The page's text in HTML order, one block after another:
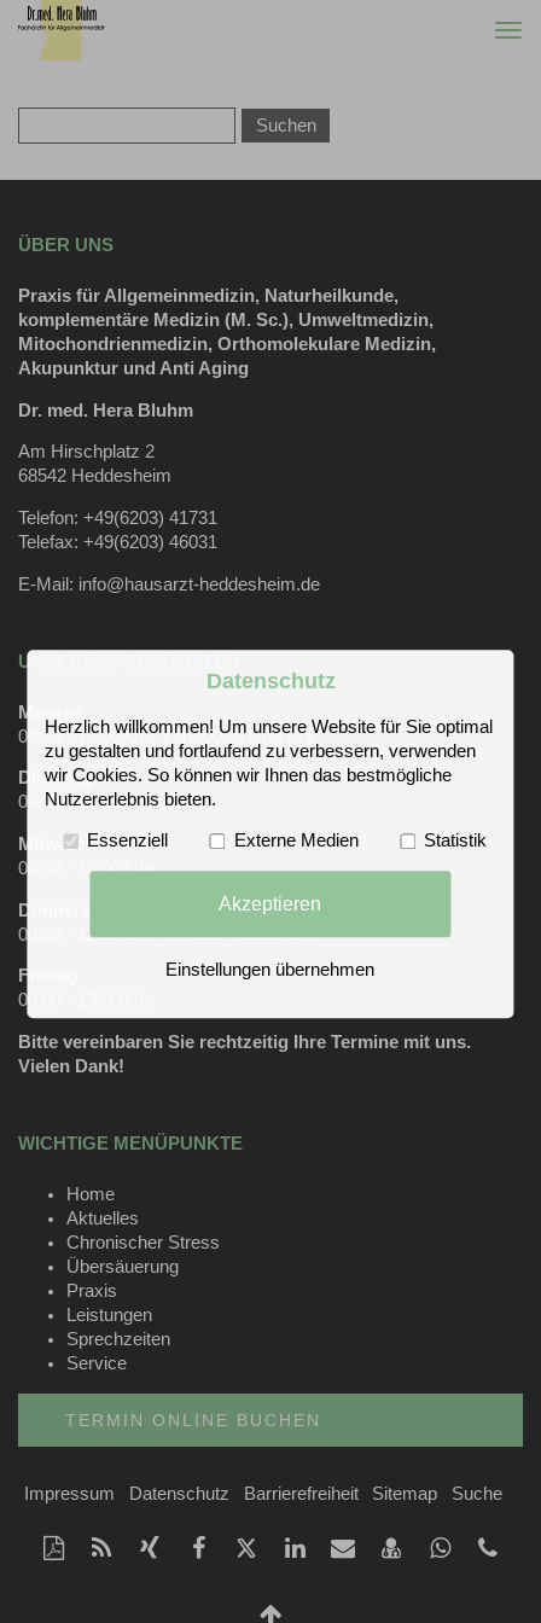
ÜBER UNS
Praxis für Allgemeinmedizin, Naturheilkunde,
komplementäre Medizin (M. Sc.), Umweltmedizin,
Mitochondrienmedizin, Orthomolekulare Medizin,
Akupunktur und Anti Aging
Dr. med. Hera Bluhm
Am Hirschplatz 2
68542 Heddesheim
Telefon: +49(6203) 41731
Telefax: +49(6203) 46031
E-Mail: info@hausarzt-heddesheim.de
UNSERE SPRECHZEITEN
Montag
08:00 - 12:00 Uhr | 16:00 - 18:00 Uhr
Dienstag
08:00 - 13:00 Uhr
Mittwoch
08:00 - 13:00 Uhr
Donnerstag
08:00 - 12:00 Uhr | 16:00 - 19:00 Uhr
Freitag
08:00 - 13:00 Uhr
Bitte vereinbaren Sie rechtzeitig Ihre Termine mit uns.
Vielen Dank!
WICHTIGE MENÜPUNKTE
Home
Aktuelles
Chronischer Stress
Übersäuerung
Praxis
Leistungen
Sprechzeiten
Service
TERMIN ONLINE BUCHEN
Impressum Datenschutz Barrierefreiheit Sitemap Suche
Diese
Seite
RSS-
Feed
Auf
Xing
Auf
Facebook
Auf
Twitter
LinkedIn
Per
Mail
vCard
speichern
Auf
Whatsapp
Datenschutz
Herzlich willkommen! Um unsere Website für Sie optimal
zu gestalten und fortlaufend zu verbessern, verwenden
wir Cookies. So können wir Ihnen das bestmögliche
Nutzererlebnis bieten.
Essenziell Externe Medien Statistik
Akzeptieren
Einstellungen übernehmen